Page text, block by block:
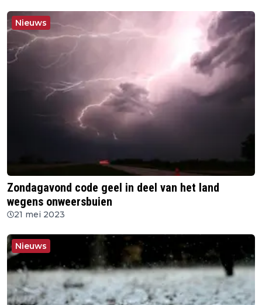
Nieuws
Zondagavond code geel in deel van het land
wegens onweersbuien
21 mei 2023
Nieuws